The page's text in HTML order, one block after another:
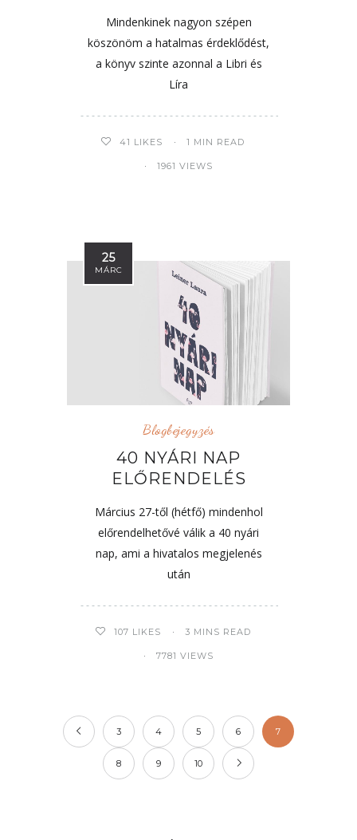
Mindenkinek nagyon szépen
köszönöm a hatalmas érdeklődést,
a könyv szinte azonnal a Libri és
Líra
41 LIKES 1 MIN READ
1961 VIEWS
25
MÁRC
Blogbejegyzés
40 NYÁRI NAP
ELŐRENDELÉS
Március 27-től (hétfő) mindenhol
előrendelhetővé válik a 40 nyári
nap, ami a hivatalos megjelenés
után
107 LIKES 3 MINS READ
7781 VIEWS
3 4 5 6 7
8 9 10